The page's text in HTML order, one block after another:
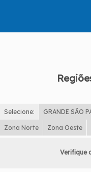
Selecione: GRANDE SÃO
Zona Norte Zona Oeste
Verifique